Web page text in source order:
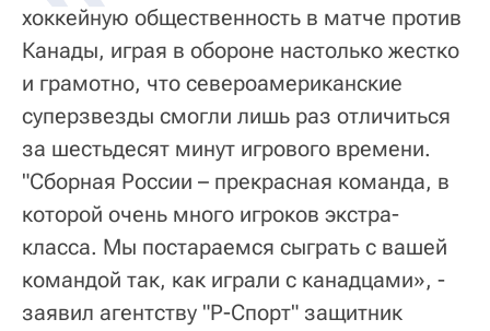
хоккейную общественность в матче против
Канады, играя в обороне настолько жестко
и грамотно, что североамериканские
суперзвезды смогли лишь раз отличиться
за шестьдесят минут игрового времени.
"Сборная России – прекрасная команда, в
которой очень много игроков экстра-
класса. Мы постараемся сыграть с вашей
командой так, как играли с канадцами», -
заявил агентству "Р-Спорт" защитник